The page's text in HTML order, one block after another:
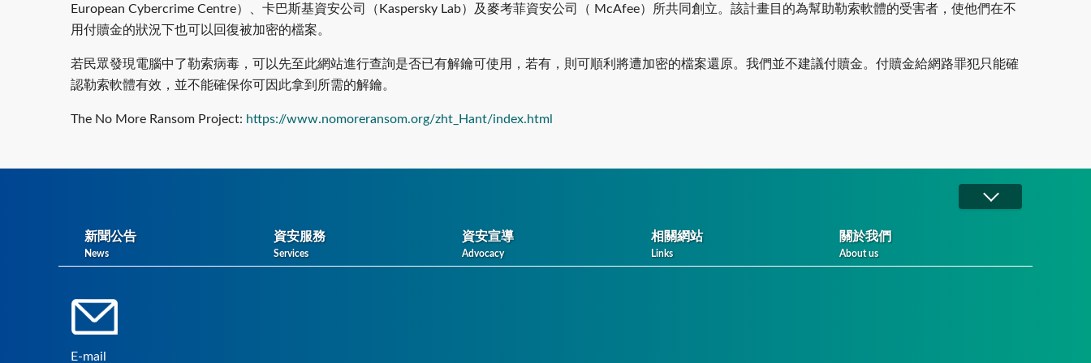
European Cybercrime Centre）、卡巴斯基資安公司（Kaspersky Lab）及麥考菲資安公司（ McAfee）所共同創立。該計畫目的為幫助勒索軟體的受害者，使他們在不
用付贖金的狀況下也可以回復被加密的檔案。
若民眾發現電腦中了勒索病毒，可以先至此網站進行查詢是否已有解鑰可使用，若有，則可順利將遭加密的檔案還原。我們並不建議付贖金。付贖金給網路罪犯只能確
認勒索軟體有效，並不能確保你可因此拿到所需的解鑰。
The No More Ransom Project: https://www.nomoreransom.org/zht_Hant/index.html
新聞公告
News
資安服務
Services
資安宣導
Advocacy
相關網站
Links
關於我們
About us
E-mail